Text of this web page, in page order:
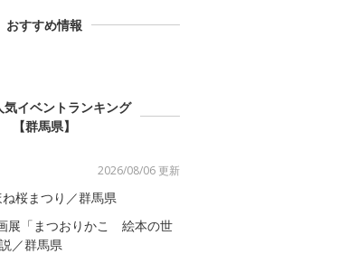
おすすめ情報
気イベントランキング
【群馬県】
2026/08/06 更新
桜まつり／群馬県
展「まつおりかこ 絵本の世
／群馬県